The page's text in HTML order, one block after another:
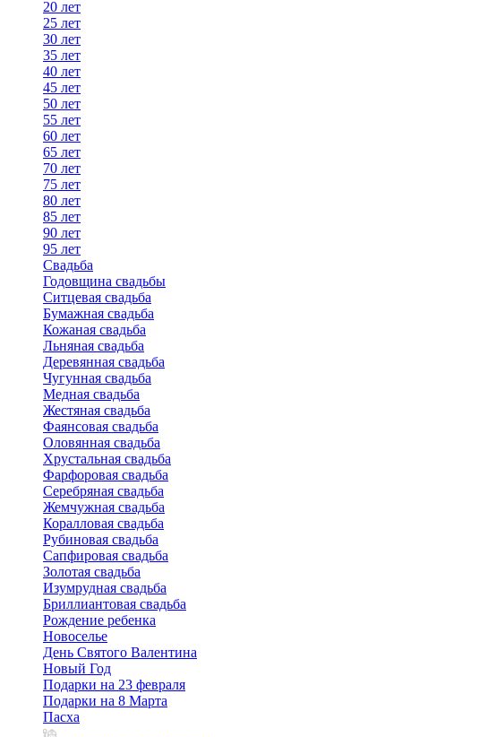
20 лет
25 лет
30 лет
35 лет
40 лет
45 лет
50 лет
55 лет
60 лет
65 лет
70 лет
75 лет
80 лет
85 лет
90 лет
95 лет
Свадьба
Годовщина свадьбы
Ситцевая свадьба
Бумажная свадьба
Кожаная свадьба
Льняная свадьба
Деревянная свадьба
Чугунная свадьба
Медная свадьба
Жестяная свадьба
Фаянсовая свадьба
Оловянная свадьба
Хрустальная свадьба
Фарфоровая свадьба
Серебряная свадьба
Жемчужная свадьба
Коралловая свадьба
Рубиновая свадьба
Сапфировая свадьба
Золотая свадьба
Изумрудная свадьба
Бриллиантовая свадьба
Рождение ребенка
Новоселье
День Святого Валентина
Новый Год
Подарки на 23 февраля
Подарки на 8 Марта
Пасха